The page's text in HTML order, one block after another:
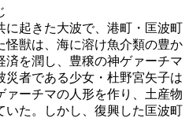
に起きた大波で、港町・匡波町
怪獣は、海に溶け魚介類の豊か
済を潤し、豊穣の神ゲァーチマ
災者である少女・杜野宮矢子は
ァーチマの人形を作り、土産物
いた。しかし、復興した匡波町